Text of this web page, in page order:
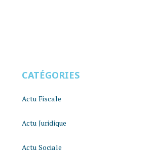
CATÉGORIES
Actu Fiscale
Actu Juridique
Actu Sociale